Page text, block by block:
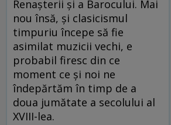
Renașterii și a Barocului. Mai
nou însă, și clasicismul
timpuriu începe să fie
asimilat muzicii vechi, e
probabil firesc din ce
moment ce și noi ne
îndepărtăm în timp de a
doua jumătate a secolului al
XVIII-lea.